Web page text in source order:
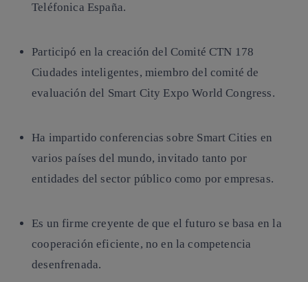
Teléfonica España.
Participó en la creación del Comité CTN 178
Ciudades inteligentes, miembro del comité de
evaluación del Smart City Expo World Congress.
Ha impartido conferencias sobre Smart Cities en
varios países del mundo, invitado tanto por
entidades del sector público como por empresas.
Es un firme creyente de que el futuro se basa en la
cooperación eficiente, no en la competencia
desenfrenada.